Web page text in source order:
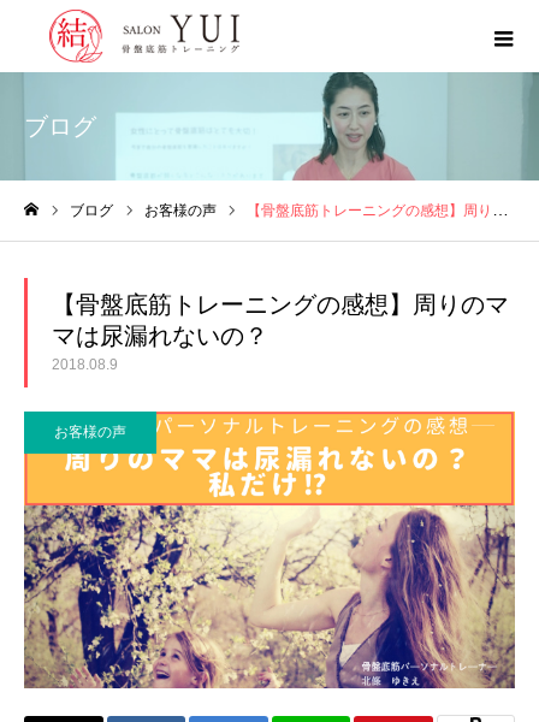
ブログ
ブログ お客様の声 【骨盤底筋トレーニングの感想】周りのママは尿漏れないの？
【骨盤底筋トレーニングの感想】周りのマ
マは尿漏れないの？
2018.08.9
お客様の声